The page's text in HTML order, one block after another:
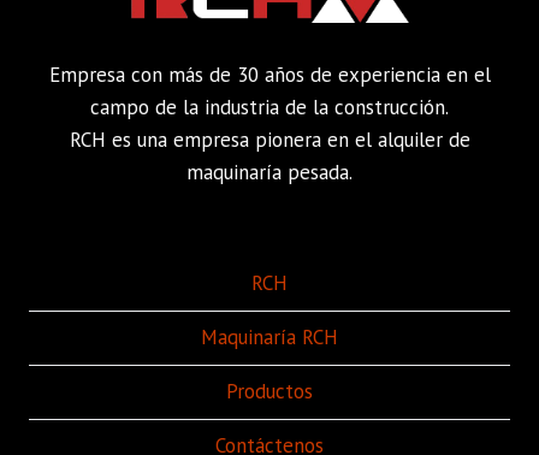
Empresa con más de 30 años de experiencia en el
campo de la industria de la construcción.
RCH es una empresa pionera en el alquiler de
maquinaría pesada.
RCH
Maquinaría RCH
Productos
Contáctenos